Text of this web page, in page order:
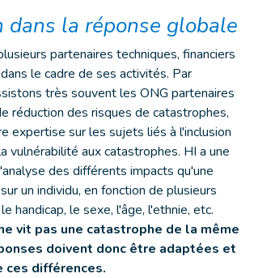
dans la réponse globale
partenaires techniques, financiers
le cadre de ses activités. Par
très souvent les ONG partenaires
réduction des risques de catastrophes,
expertise sur les sujets liés à l'inclusion
vulnérabilité aux catastrophes. HI a une
des différents impacts qu'une
un individu, en fonction de plusieurs
handicap, le sexe, l'âge, l'ethnie, etc.
vit pas une catastrophe de la même
doivent donc être adaptées et
ces différences.